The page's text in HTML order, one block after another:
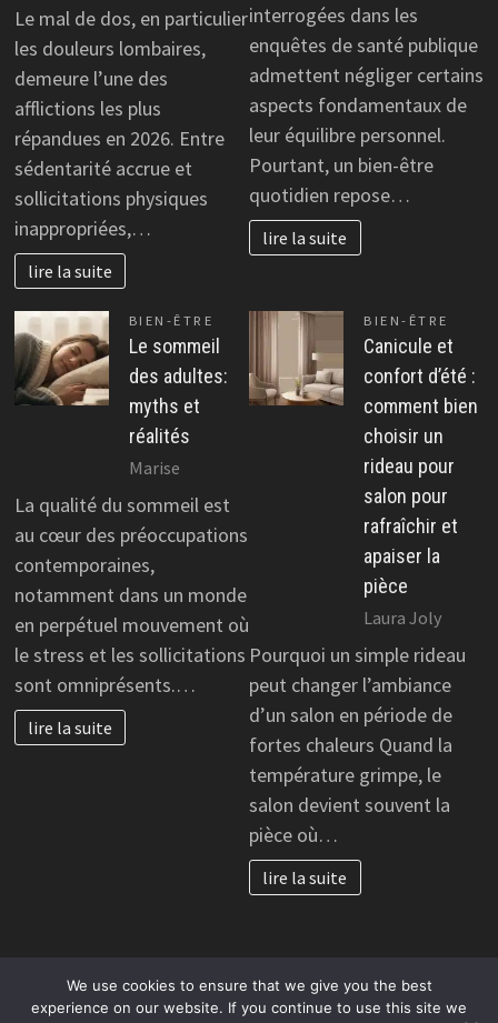
Le mal de dos, en particulier
les douleurs lombaires,
demeure l’une des
afflictions les plus
répandues en 2026. Entre
sédentarité accrue et
sollicitations physiques
inappropriées,…
lire la suite
interrogées dans les
enquêtes de santé publique
admettent négliger certains
aspects fondamentaux de
leur équilibre personnel.
Pourtant, un bien-être
quotidien repose…
lire la suite
BIEN-ÊTRE
Le sommeil
des adultes:
myths et
réalités
Marise
La qualité du sommeil est
au cœur des préoccupations
contemporaines,
notamment dans un monde
en perpétuel mouvement où
le stress et les sollicitations
sont omniprésents.…
lire la suite
BIEN-ÊTRE
Canicule et
confort d’été :
comment bien
choisir un
rideau pour
salon pour
rafraîchir et
apaiser la
pièce
Laura Joly
Pourquoi un simple rideau
peut changer l’ambiance
d’un salon en période de
fortes chaleurs Quand la
température grimpe, le
salon devient souvent la
pièce où…
lire la suite
Copyright © 2026cc-vallée auge située dans le département
We use cookies to ensure that we give you the best
experience on our website. If you continue to use this site we